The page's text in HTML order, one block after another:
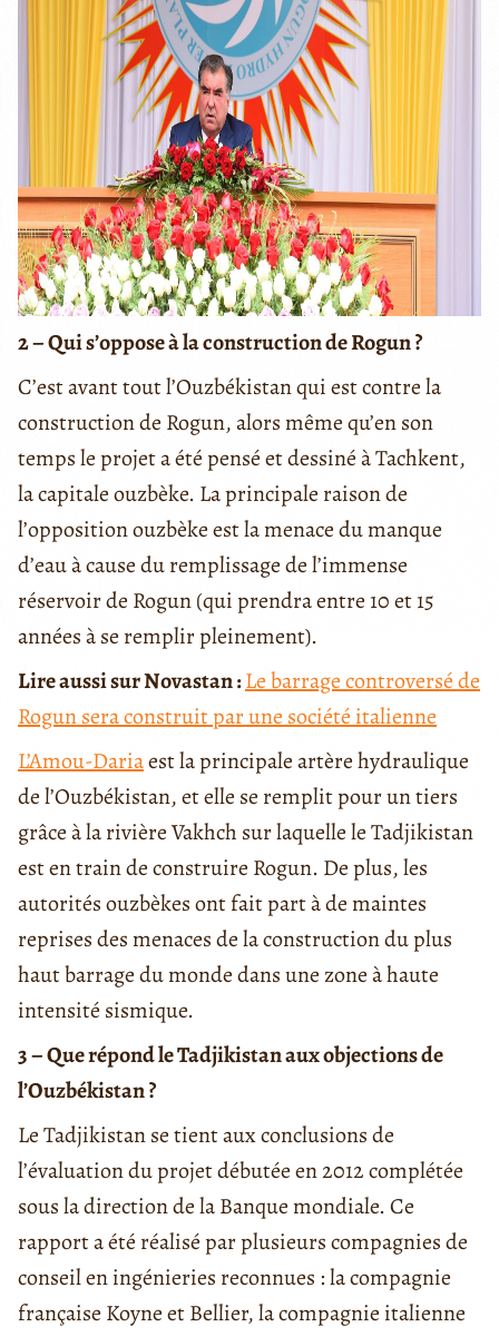
2 – Qui s’oppose à la construction de Rogun ?
C’est avant tout l’Ouzbékistan qui est contre la
construction de Rogun, alors même qu’en son
temps le projet a été pensé et dessiné à Tachkent,
la capitale ouzbèke. La principale raison de
l’opposition ouzbèke est la menace du manque
d’eau à cause du remplissage de l’immense
réservoir de Rogun (qui prendra entre 10 et 15
années à se remplir pleinement).
Lire aussi sur Novastan :Le barrage controversé de
Rogun sera construit par une société italienne
L’Amou-Dariaest la principale artère hydraulique
de l’Ouzbékistan, et elle se remplit pour un tiers
grâce à la rivière Vakhch sur laquelle le Tadjikistan
est en train de construire Rogun. De plus, les
autorités ouzbèkes ont fait part à de maintes
reprises des menaces de la construction du plus
haut barrage du monde dans une zone à haute
intensité sismique.
3 – Que répond le Tadjikistan aux objections de
l’Ouzbékistan ?
Le Tadjikistan se tient aux conclusions de
l’évaluation du projet débutée en 2012 complétée
sous la direction de la Banque mondiale. Ce
rapport a été réalisé par plusieurs compagnies de
conseil en ingénieries reconnues : la compagnie
française Koyne et Bellier, la compagnie italienne